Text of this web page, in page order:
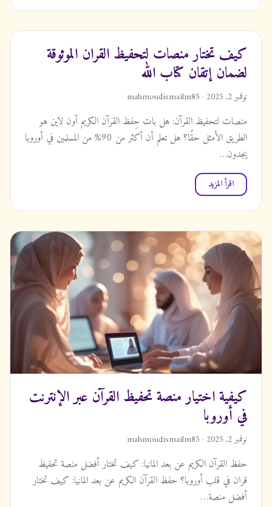
كيف تختار منصات لتحفيظ القران الموثوقة
لضمان إتقان كتاب الله
نوفمبر 2, 2025 · mahmoudismailm85
منصات لتحفيظ القرآن: هل بات حِفظ القرآن الكريم أون لاين هو
الطريق الأمثل حقًا؟ هل تعلم أن أكثر من 90% من المسلمين في أوروبا
يجدون…
اقرأ المزيد
كيفية اختيار منصة تحفيظ القرآن عبر الإنترنت
في أوروبا
نوفمبر 2, 2025 · mahmoudismailm85
حفظ القرآن الكريم عن بعد المانيا: كيف تختار أفضل منصة تحفيظ
قران في قلب أوروبا؟ حفظ القرآن الكريم عن بعد المانيا: كيف تختار
أفضل منصة…